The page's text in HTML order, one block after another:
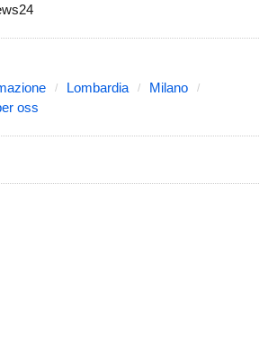
Lombardia
Milano
oss